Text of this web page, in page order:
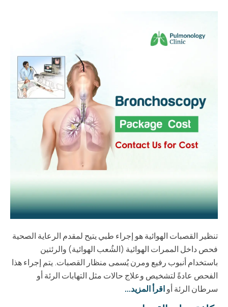
تنظير القصبات الهوائية هو إجراء طبي يتيح لمقدم الرعاية الصحية
فحص داخل الممرات الهوائية (الشُعب الهوائية) والرئتين
باستخدام أنبوب رفيع ومرن يُسمى منظار القصبات. يتم إجراء هذا
الفحص عادةً لتشخيص وعلاج حالات مثل التهابات الرئة أو
سرطان الرئة أواقرأ المزيد...